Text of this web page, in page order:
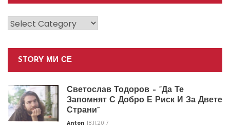
Категории
STORY МИ СЕ
Светослав Тодоров – “Да Те
Запомнят С Добро Е Риск И За Двете
Страни”
Anton 18.11.2017